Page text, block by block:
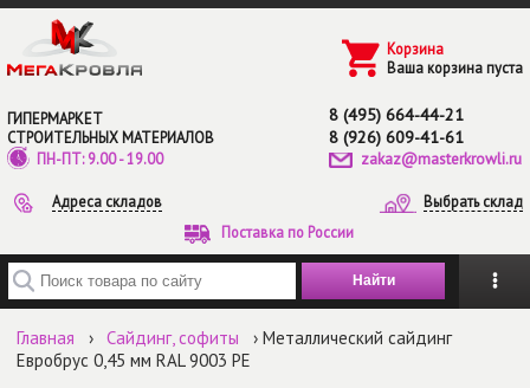
Перейти к основному содержанию
ГИПЕРМАРКЕТ
СТРОИТЕЛЬНЫХ МАТЕРИАЛОВ
ПН-ПТ: 9.00 - 19.00
8 (495) 664-44-21
8 (926) 609-41-61
zakaz@masterkrowli.ru
Адреса складов
Выбрать склад
Поставка по России
Корзина
Ваша корзина пуста
Введите ключевые слова для поиска
Главная › Сайдинг, софиты
› Металлический сайдинг
Евробрус 0,45 мм RAL 9003 РЕ